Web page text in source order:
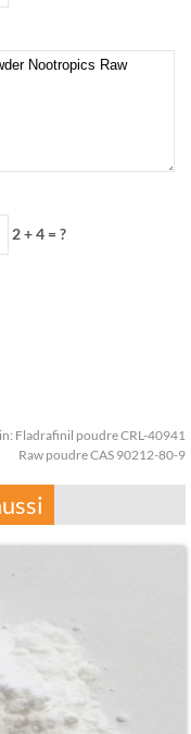
2 + 4 = ?
Fladrafinil poudre CRL-40941
Raw poudre CAS 90212-80-9